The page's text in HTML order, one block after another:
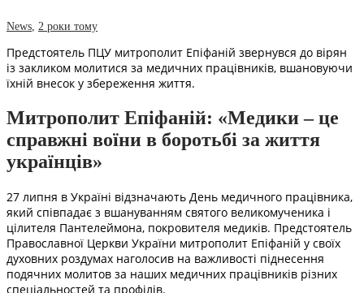
News 2 роки тому
Предстоятель ПЦУ митрополит Епіфаній звернувся до вірян
із закликом молитися за медичних працівників, вшановуючи
їхній внесок у збереження життя.
Митрополит Епіфаній: «Медики – це
справжні воїни в боротьбі за життя
українців»
27 липня в Україні відзначають День медичного працівника,
який співпадає з вшануванням святого великомученика і
цілителя Пантелеймона, покровителя медиків. Предстоятель
Православної Церкви України митрополит Епіфаній у своїх
духовних роздумах наголосив на важливості піднесення
подячних молитов за наших медичних працівників різних
спеціальностей та профілів.